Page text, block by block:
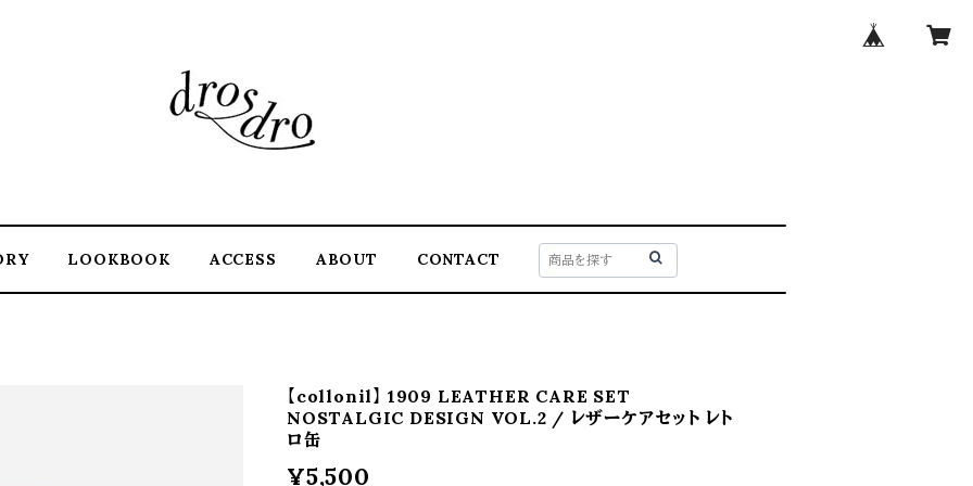
LOOKBOOK ACCESS ABOUT CONTACT
【collonil】 1909 LEATHER CARE SET
NOSTALGIC DESIGN VOL.2 / レザーケアセット レト
ロ缶
¥5,500